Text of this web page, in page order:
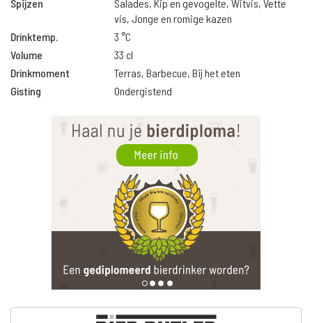
Spijzen
Salades, Kip en gevogelte, Witvis, Vette
vis, Jonge en romige kazen
Drinktemp.
3 °C
Volume
33 cl
Drinkmoment
Terras, Barbecue, Bij het eten
Gisting
Ondergistend